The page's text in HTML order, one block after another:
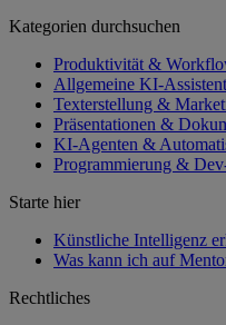
Kategorien durchsuchen
Produktivität &
Allgemeine KI-
Texterstellung &
Präsentationen &
KI-Agenten &
Programmierung &
Starte hier
Künstliche Intelligenz
Was kann ich auf
Rechtliches